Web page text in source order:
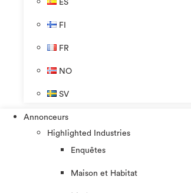
ES
FI
FR
NO
SV
Annonceurs
Highlighted Industries
Enquêtes
Maison et Habitat